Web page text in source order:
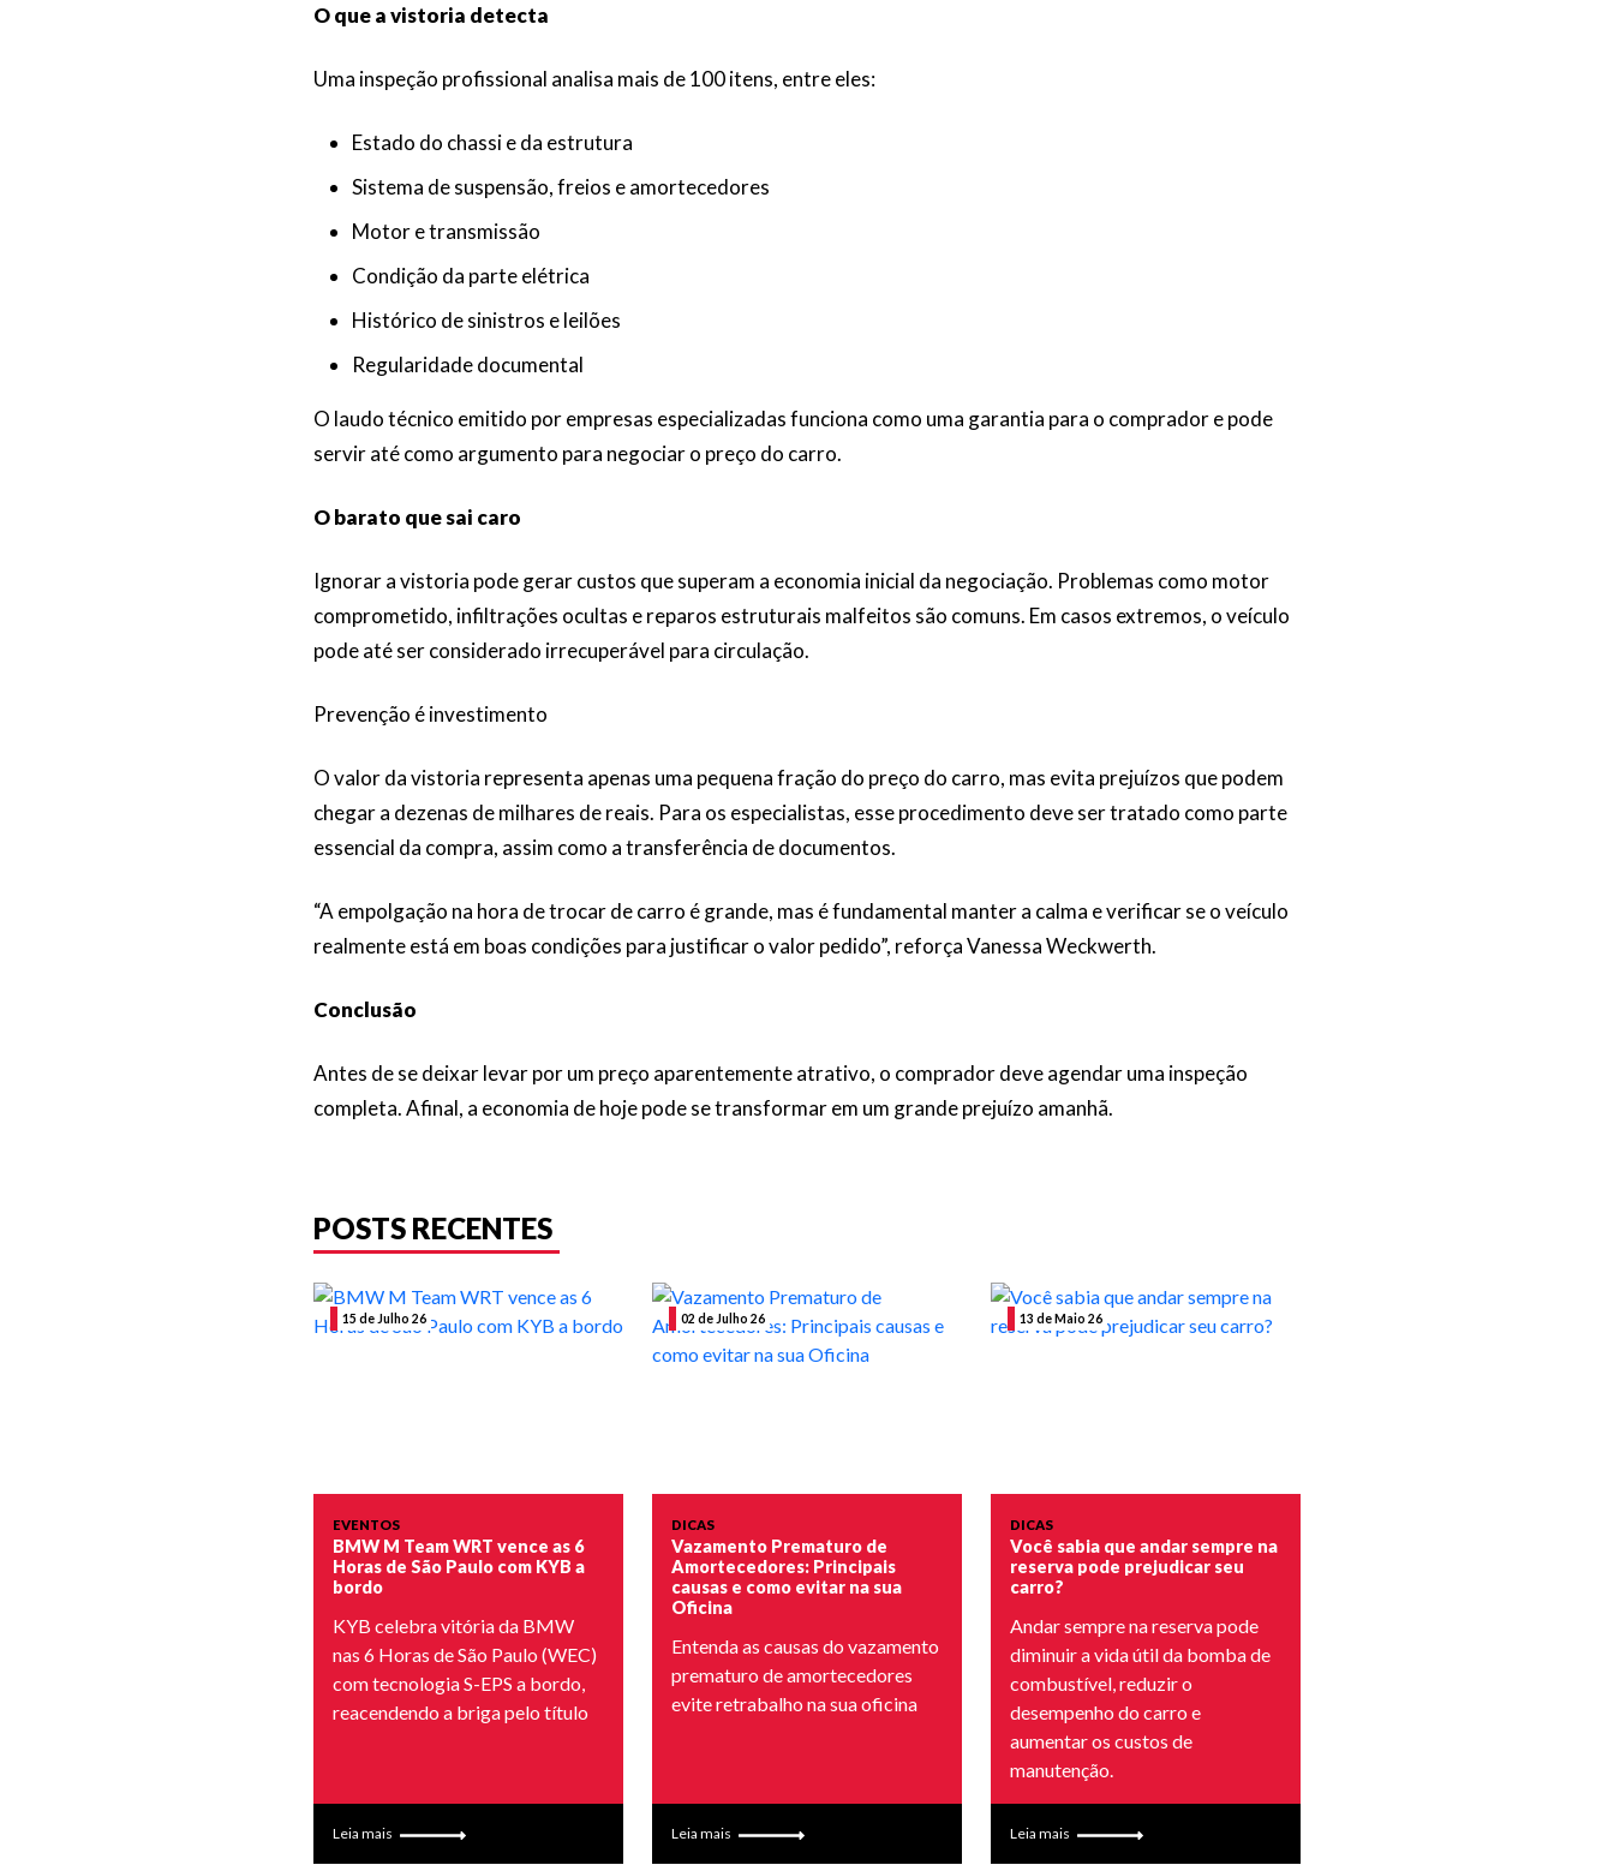
O que a vistoria detecta
Uma inspeção profissional analisa mais de 100 itens, entre eles:
Estado do chassi e da estrutura
Sistema de suspensão, freios e amortecedores
Motor e transmissão
Condição da parte elétrica
Histórico de sinistros e leilões
Regularidade documental
O laudo técnico emitido por empresas especializadas funciona como uma garantia para o comprador e pode
servir até como argumento para negociar o preço do carro.
O barato que sai caro
Ignorar a vistoria pode gerar custos que superam a economia inicial da negociação. Problemas como motor
comprometido, infiltrações ocultas e reparos estruturais malfeitos são comuns. Em casos extremos, o veículo
pode até ser considerado irrecuperável para circulação.
Prevenção é investimento
O valor da vistoria representa apenas uma pequena fração do preço do carro, mas evita prejuízos que podem
chegar a dezenas de milhares de reais. Para os especialistas, esse procedimento deve ser tratado como parte
essencial da compra, assim como a transferência de documentos.
“A empolgação na hora de trocar de carro é grande, mas é fundamental manter a calma e verificar se o veículo
realmente está em boas condições para justificar o valor pedido”, reforça Vanessa Weckwerth.
Conclusão
Antes de se deixar levar por um preço aparentemente atrativo, o comprador deve agendar uma inspeção
completa. Afinal, a economia de hoje pode se transformar em um grande prejuízo amanhã.
POSTS RECENTES
15 de Julho 26
EVENTOS
BMW M Team WRT vence as 6
Horas de São Paulo com KYB a
bordo
KYB celebra vitória da BMW
nas 6 Horas de São Paulo (WEC)
com tecnologia S-EPS a bordo,
reacendendo a briga pelo título
Leia mais
02 de Julho 26
DICAS
Vazamento Prematuro de
Amortecedores: Principais
causas e como evitar na sua
Oficina
Entenda as causas do vazamento
prematuro de amortecedores
evite retrabalho na sua oficina
Leia mais
13 de Maio 26
DICAS
Você sabia que andar sempre na
reserva pode prejudicar seu
carro?
Andar sempre na reserva pode
diminuir a vida útil da bomba de
combustível, reduzir o
desempenho do carro e
aumentar os custos de
manutenção.
Leia mais